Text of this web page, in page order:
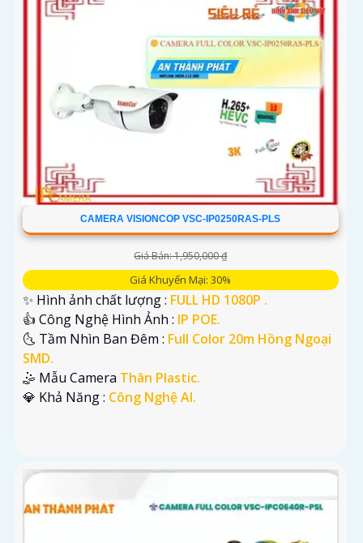
CAMERA VISIONCOP VSC-IP0250RAS-PLS
Giá Bán: 1,950,000 ₫
Giá Khuyến Mại: 30%
✨ Hình ảnh chất lượng : FULL HD 1080P .
👍 Công Nghệ Hình Ảnh : IP POE.
🌜 Tầm Nhìn Ban Đêm : Full Color 20m Hồng Ngoại
SMD.
🤹 Mẫu Camera Thân Plastic.
️💎 Khả Năng : Công Nghệ AI.